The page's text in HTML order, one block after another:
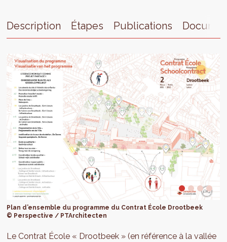
Description Étapes Publications
Plan d’ensemble du programme du Contrat École Drootbeek
© Perspective / PTArchitecten
Le Contrat École « Drootbeek » (en référence à la vallée